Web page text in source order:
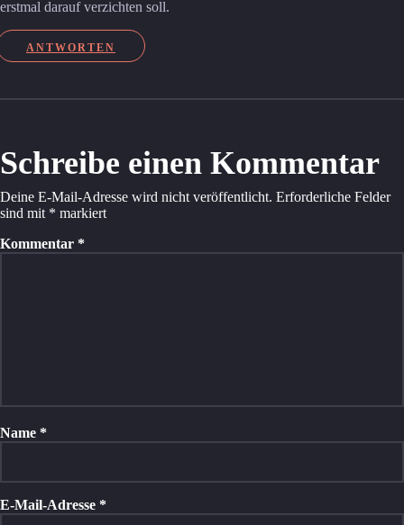
erstmal darauf verzichten soll.
ANTWORTEN
Schreibe einen Kommentar
Deine E-Mail-Adresse wird nicht veröffentlicht. Erforderliche Felder
sind mit * markiert
Kommentar *
Name *
E-Mail-Adresse *